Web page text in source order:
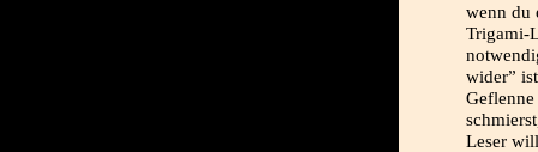
wenn du
Trigami-
wider”
Leser